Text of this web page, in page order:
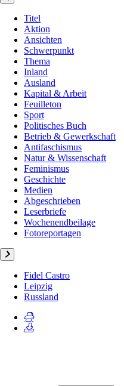
Titel
Aktion
Ansichten
Schwerpunkt
Thema
Inland
Ausland
Kapital & Arbeit
Feuilleton
Sport
Politisches Buch
Betrieb & Gewerkschaft
Antifaschismus
Natur & Wissenschaft
Feminismus
Geschichte
Medien
Abgeschrieben
Leserbriefe
Wochenendbeilage
Fotoreportagen
Fidel Castro
Leipzig
Russland